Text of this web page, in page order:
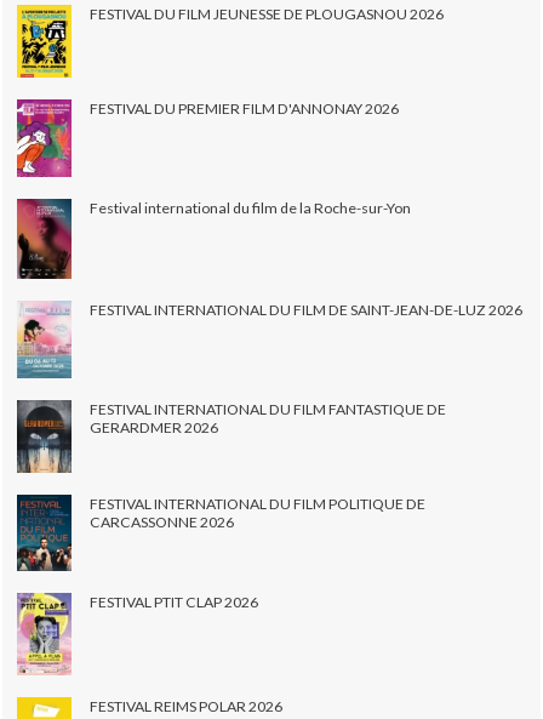
FESTIVAL DU FILM JEUNESSE DE PLOUGASNOU 2026
FESTIVAL DU PREMIER FILM D'ANNONAY 2026
Festival international du film de la Roche-sur-Yon
FESTIVAL INTERNATIONAL DU FILM DE SAINT-JEAN-DE-LUZ 2026
FESTIVAL INTERNATIONAL DU FILM FANTASTIQUE DE
GERARDMER 2026
FESTIVAL INTERNATIONAL DU FILM POLITIQUE DE
CARCASSONNE 2026
FESTIVAL PTIT CLAP 2026
FESTIVAL REIMS POLAR 2026